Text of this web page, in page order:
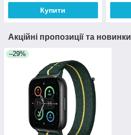
Купити
Акційні пропозиції та новинки
–29%